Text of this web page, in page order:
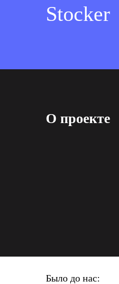
Stocker
О проекте
Было до нас: